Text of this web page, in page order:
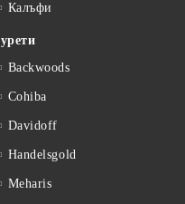
Калъфи
Backwoods
Cohiba
Davidoff
Handelsgold
Meharis